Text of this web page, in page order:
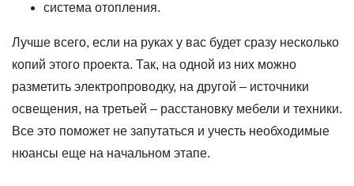
система отопления.
Лучше всего, если на руках у вас будет сразу несколько
копий этого проекта. Так, на одной из них можно
разметить электропроводку, на другой – источники
освещения, на третьей – расстановку мебели и техники.
Все это поможет не запутаться и учесть необходимые
нюансы еще на начальном этапе.